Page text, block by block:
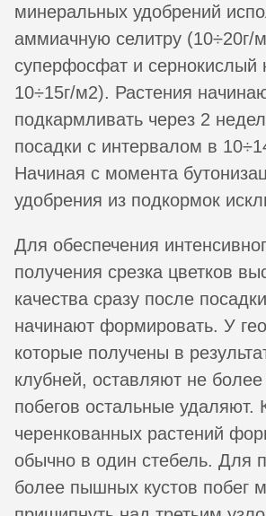
минеральных удобрений
аммиачную селитру (10÷20г/
суперфосфат и сернокислый
10÷15г/м2). Растения
подкармливать через 2
посадки с интервалом в
Начиная с момента
удобрения из подкормок
Для обеспечения
получения срезка цветков
качества сразу после
начинают формировать. У
которые получены в
клубней, оставляют не
побегов остальные удаляют.
черенкованных растений
обычно в один стебель. Для
более пышных кустов побег